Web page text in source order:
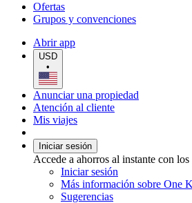
Ofertas
Grupos y convenciones
Abrir app
USD
•
Anunciar una propiedad
Atención al cliente
Mis viajes
Iniciar sesión
Accede a ahorros al instante con
Iniciar sesión
Más información sobre One
Sugerencias